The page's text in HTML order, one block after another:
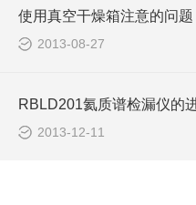
使用真空干燥箱注意的问题
2013-08-27
2013-12-11